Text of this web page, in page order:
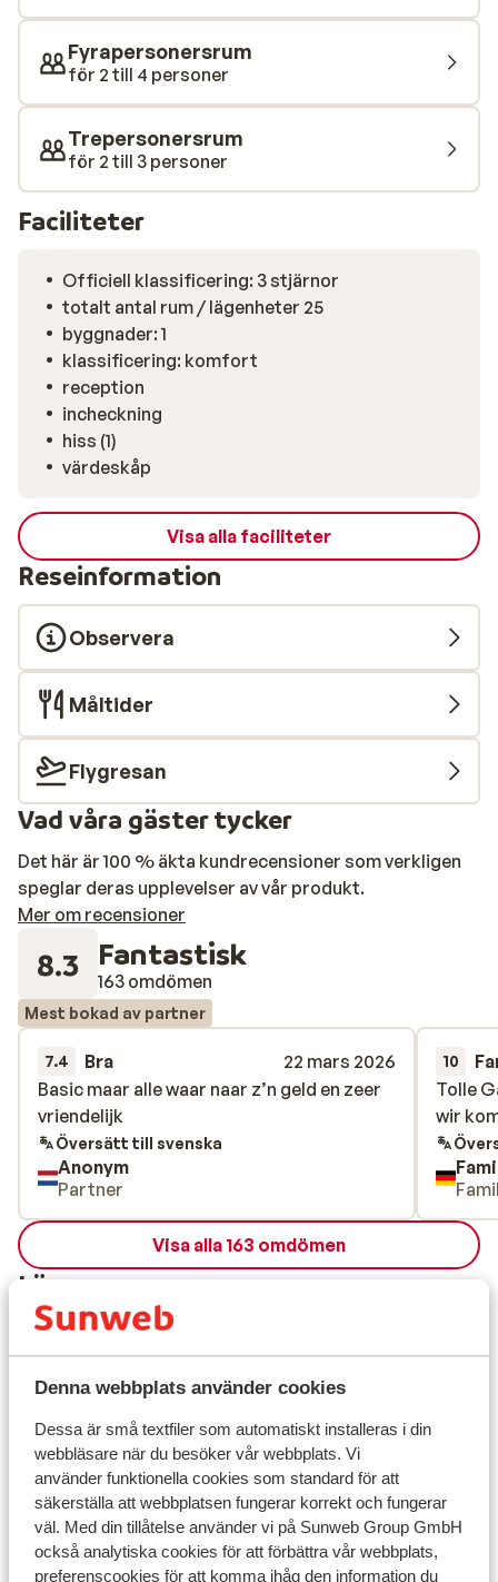
Denna webbplats använder cookies
Dessa är små textfiler som automatiskt installeras i din
webbläsare när du besöker vår webbplats. Vi
använder funktionella cookies som standard för att
säkerställa att webbplatsen fungerar korrekt och fungerar
väl. Med din tillåtelse använder vi på Sunweb Group GmbH
också analytiska cookies för att förbättra vår webbplats,
preferenscookies för att komma ihåg den information du
Fyrapersonersrum
för 2 till 4 personer
Trepersonersrum
för 2 till 3 personer
Faciliteter
Officiell klassificering: 3 stjärnor
totalt antal rum / lägenheter 25
byggnader: 1
klassificering: komfort
reception
incheckning
hiss (1)
värdeskåp
Visa alla faciliteter
Reseinformation
Observera
Måltider
Flygresan
Vad våra gäster tycker
Det här är 100 % äkta kundrecensioner som verkligen
speglar deras upplevelser av vår produkt.
Mer om recensioner
8.3 Fantastisk
163 omdömen
Mest bokad av partner
7.4 Bra
22 mars 2026
Basic maar alle waar naar z’n geld en zeer
vriendelijk
Basic maar alle waar naar z’n geld en zeer
vriendelijk
Översätt till svenska
Anonym
Partner
10
Tolle
wir
Tolle
wir
Visa alla 163 omdömen
Läge
I området
I centrum